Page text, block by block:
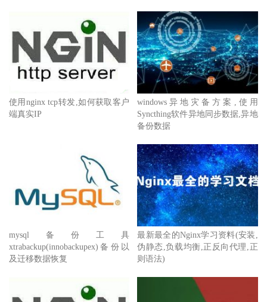
使用nginx tcp转发,如何获取客户
端真实IP
windows异地灾备方案,使用
Syncthing软件异地同步数据,异地
备份数据
mysql备份工具
xtrabackup(innobackupex)备份以
及迁移数据恢复
最新最全的Nginx学习资料(安装,
伪静态,负载均衡,正反向代理,正
则语法)